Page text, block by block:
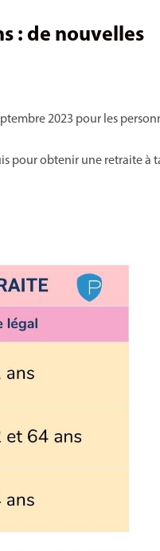
: de nouvelles
2023 pour les
pour obtenir une retraite à